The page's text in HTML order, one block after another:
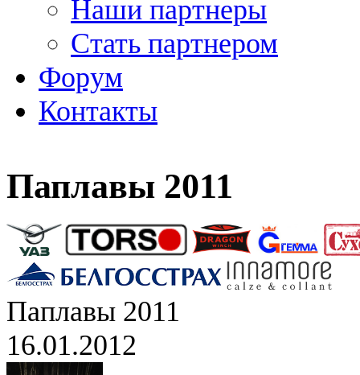
Наши партнеры
Стать партнером
Форум
Контакты
Паплавы 2011
Паплавы 2011
16.01.2012